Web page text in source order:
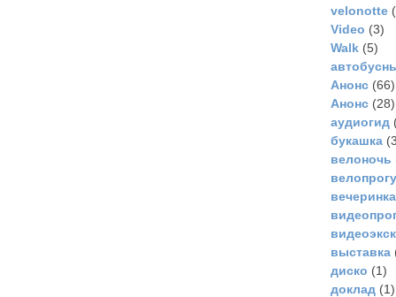
velonotte
Video (3)
Walk (5)
Анонс (66)
Анонс (28)
аудиогид
букашка
велоночь
вечеринка
выставка
диско (1)
доклад (1)